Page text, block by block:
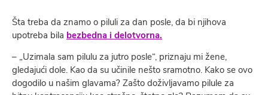
Šta treba da znamo o piluli za dan posle, da bi njihova
upotreba bila bezbedna i delotvorna.
– „Uzimala sam pilulu za jutro posle“, priznaju mi žene,
gledajući dole. Kao da su učinile nešto sramotno. Kako se ovo
dogodilo u našim glavama? Zašto doživljavamo pilule za